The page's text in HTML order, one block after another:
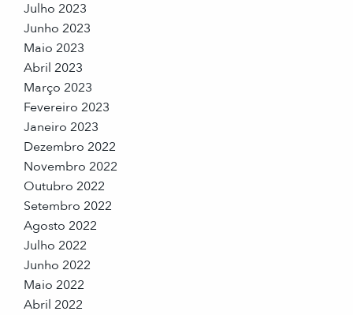
Julho 2023
Junho 2023
Maio 2023
Abril 2023
Março 2023
Fevereiro 2023
Janeiro 2023
Dezembro 2022
Novembro 2022
Outubro 2022
Setembro 2022
Agosto 2022
Julho 2022
Junho 2022
Maio 2022
Abril 2022